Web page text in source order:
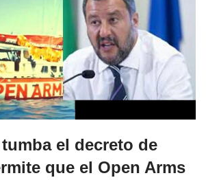
el decreto de
que el Open Arms